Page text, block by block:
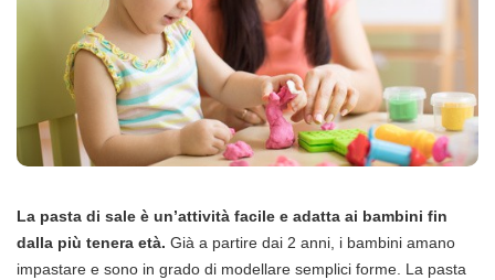
La pasta di sale è un’attività facile e adatta ai bambini fin
dalla più tenera età. Già a partire dai 2 anni, i bambini amano
impastare e sono in grado di modellare semplici forme. La pasta